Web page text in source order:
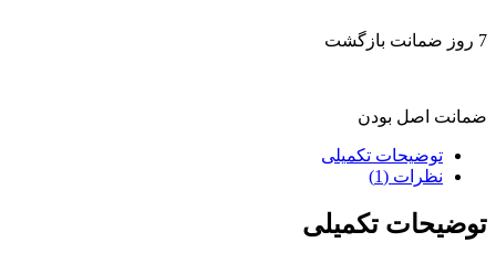
7 روز ضمانت بازگشت
ضمانت اصل بودن
توضیحات تکمیلی
نظرات (1)
توضیحات تکمیلی